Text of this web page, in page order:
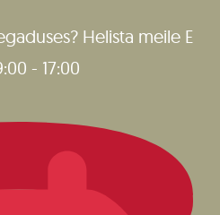
Helista meile E
- 17:00